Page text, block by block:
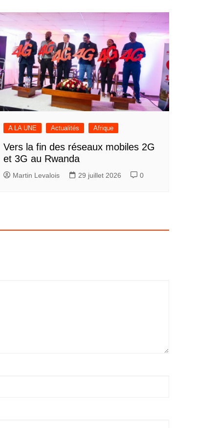
A LA UNE Actualités Afrique
Vers la fin des réseaux mobiles 2G
et 3G au Rwanda
Martin Levalois 29 juillet 2026 0